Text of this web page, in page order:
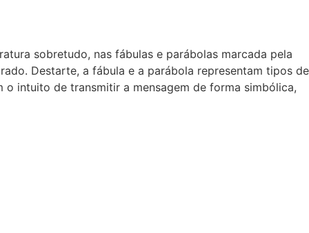
sobretudo, nas fábulas e parábolas marcada pela
Destarte, a fábula e a parábola representam tipos de
intuito de transmitir a mensagem de forma simbólica,